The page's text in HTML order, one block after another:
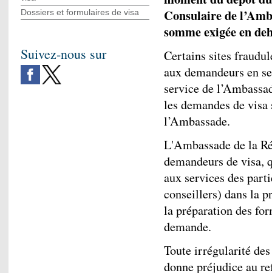
Consulaire de
somme exigée en
Certains sites
aux demandeurs en
service de
les demandes de
l’Ambassade.
L'Ambassade de la
demandeurs de visa,
aux services des
conseillers) dans la
la préparation des
demande.
Toute irrégularité
donne préjudice au
Dossiers et formulaires de visa
Suivez-nous sur